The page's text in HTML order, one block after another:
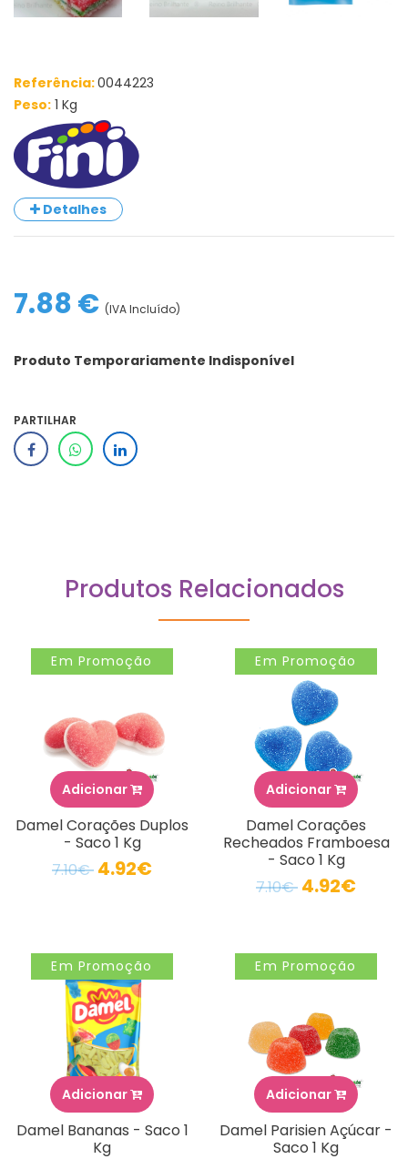
Referência:0044223
Peso: 1 Kg
Detalhes
7.88 € (IVA Incluído)
Produto Temporariamente Indisponível
PARTILHAR
Produtos Relacionados
Em Promoção
Adicionar
Damel Corações Duplos
- Saco 1 Kg
7.10€ 4.92€
Em Promoção
Adicionar
Damel Corações
Recheados Framboesa
- Saco 1 Kg
7.10€ 4.92€
Em Promoção
Adicionar
Damel Bananas - Saco 1
Kg
Em Promoção
Adicionar
Damel Parisien Açúcar -
Saco 1 Kg